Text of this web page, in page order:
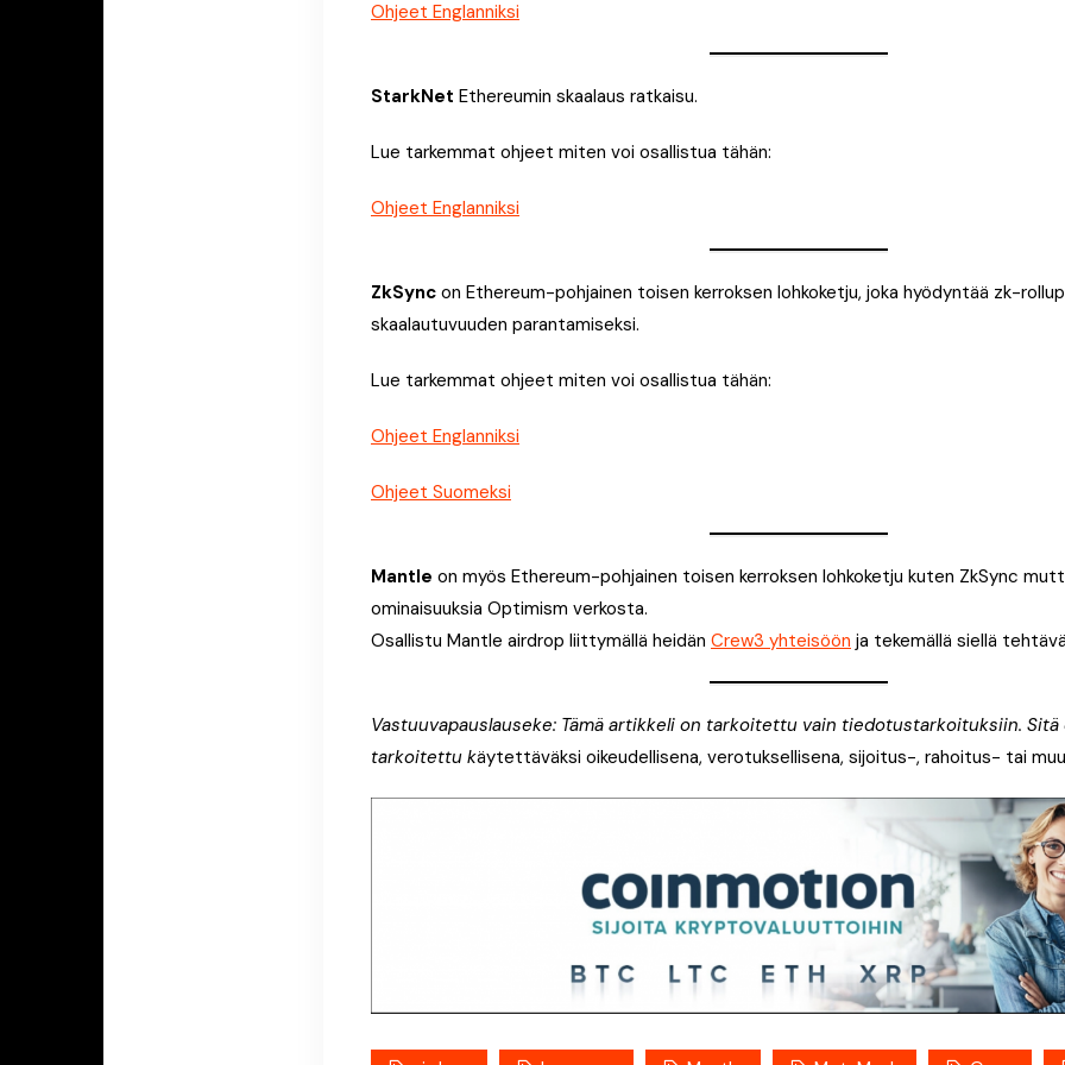
Ohjeet Englanniksi
StarkNet Ethereumin skaalaus ratkaisu.
Lue tarkemmat ohjeet miten voi osallistua tähän:
Ohjeet Englanniksi
ZkSync on Ethereum-pohjainen toisen kerroksen lohkoketju, joka hyödyntää zk-
skaalautuvuuden parantamiseksi.
Lue tarkemmat ohjeet miten voi osallistua tähän:
Ohjeet Englanniksi
Ohjeet Suomeksi
Mantle on myös Ethereum-pohjainen toisen kerroksen lohkoketju kuten ZkSync
ominaisuuksia Optimism verkosta.
Osallistu Mantle airdrop liittymällä heidän Crew3 yhteisöön ja tekemällä siellä
Vastuuvapauslauseke: Tämä artikkeli on tarkoitettu vain tiedotustarkoituksiin.
tarkoitettu käytettäväksi oikeudellisena, verotuksellisena, sijoitus-, rahoitus- tai